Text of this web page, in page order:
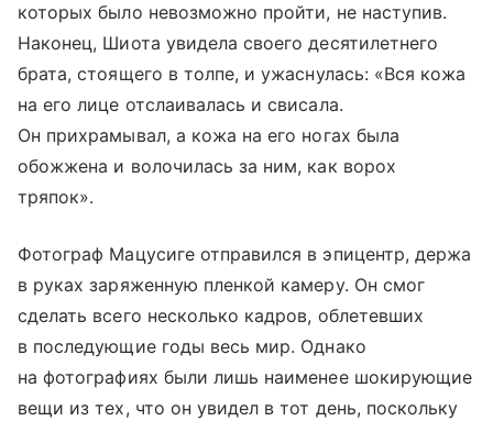
которых было невозможно пройти, не наступив.
Наконец, Шиота увидела своего десятилетнего
брата, стоящего в толпе, и ужаснулась: «Вся кожа
на его лице отслаивалась и свисала.
Он прихрамывал, а кожа на его ногах была
обожжена и волочилась за ним, как ворох
тряпок».
Фотограф Мацусиге отправился в эпицентр, держа
в руках заряженную пленкой камеру. Он смог
сделать всего несколько кадров, облетевших
в последующие годы весь мир. Однако
на фотографиях были лишь наименее шокирующие
вещи из тех, что он увидел в тот день, поскольку